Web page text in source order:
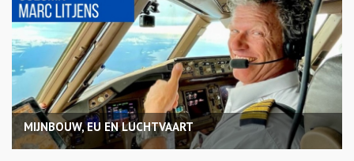
MIJNBOUW, EU EN LUCHTVAART